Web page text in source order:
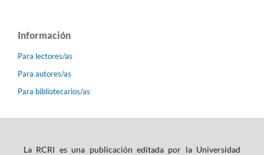
Información
Para lectores/as
Para autores/as
Para bibliotecarios/as
La RCRI es una publicación editada por la Universidad